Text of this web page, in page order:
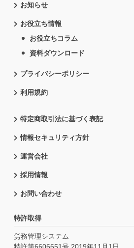
お知らせ
お役立ち情報
お役立ちコラム
資料ダウンロード
プライバシーポリシー
利用規約
特定商取引法に基づく表記
情報セキュリティ方針
運営会社
採用情報
お問い合わせ
特許取得
労務管理システム